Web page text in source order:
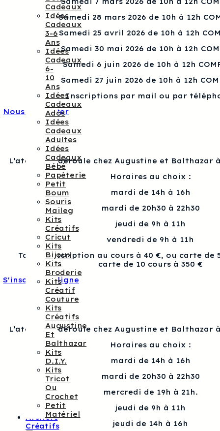
Cadeaux
Idées
Cadeaux
3-6
Ans
Idées
Cadeaux
6-
10
Ans
Idées
Cadeaux
Ados
Idées
Cadeaux
Adultes
Idées
Cadeaux
Bébé
Papèterie
Petit
Boum
Souris
Maileg
Kits
Créatifs
Cricut
Kits
Bijoux
Kits
Broderie
Kits
Créatif
Couture
Kits
Créatifs
Augustine
Et
Balthazar
Kits
D.I.Y.
Kits
Tricot
Ou
Crochet
Petit
Matériel
Ateliers
Créatifs
Samedi 28 mars 2026 de 10h à 12h
Samedi 25 avril 2026 de 10h à 12h
Samedi 30 mai 2026 de 10h à 12h
Samedi 6 juin 2026 de 10h à 12h
Samedi 27 juin 2026 de 10h à 12h
Inscriptions par mail ou par
Nous contacter
L’atelier se déroule chez Augustine et Balthazar
Horaires au choix :
mardi de 14h à 16h
mardi de 20h30 à 22h30
jeudi de 9h à 11h
vendredi de 9h à 11h
Tarif : Inscription au cours à 40 €, ou carte de
carte de 10 cours à 350 €
S'inscrire en ligne
L’atelier se déroule chez Augustine et Balthazar
Horaires au choix :
mardi de 14h à 16h
mardi de 20h30 à 22h30
mercredi de 19h à 21h.
jeudi de 9h à 11h
jeudi de 14h à 16h